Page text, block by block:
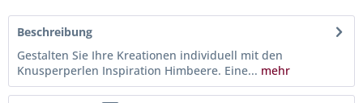
Beschreibung
Gestalten Sie Ihre Kreationen individuell mit den
Knusperperlen Inspiration Himbeere. Eine... mehr